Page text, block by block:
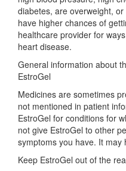
diabetes, are overweight,
have higher chances of
healthcare provider for
heart disease.
General information about
EstroGel
Medicines are sometimes
not mentioned in patient
EstroGel for conditions for
not give EstroGel to other
symptoms you have. It may
Keep EstroGel out of the